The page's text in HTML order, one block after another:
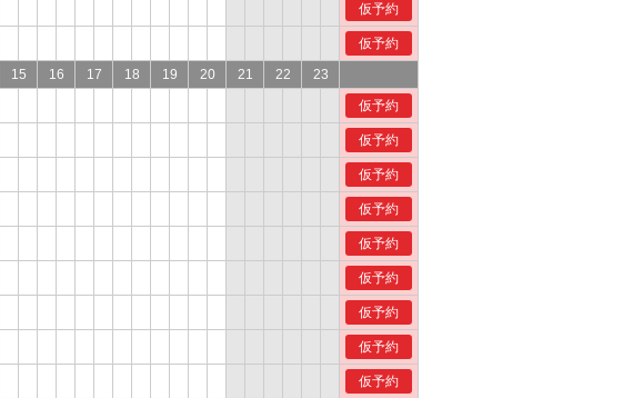
仮予約
仮予約
15 16 17 18 19 20 21 22
23
仮予約
仮予約
仮予約
仮予約
仮予約
仮予約
仮予約
仮予約
仮予約